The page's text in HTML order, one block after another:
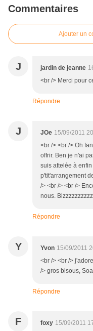
Commentaires
Ajouter un
J jardin de jeanne
<br /> Merci pour
Répondre
J JOe 15/09/2011
<br /> <br /> Oh
offrir. Ben je n'ai
suis attelée à
p'tit'arrangement
/> <br /> <br />
nous.
Répondre
Y Yvon 15/09/2011
<br /> <br />
/> gros bisous,
Répondre
F foxy 15/09/2011